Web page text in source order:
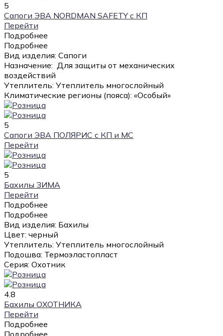
5
Сапоги ЭВА NORDMAN SAFETY с КП
Перейти
Подробнее
Подробнее
Вид изделия: Сапоги
Назначение: Для защиты от механических
воздействий
Утеплитель: Утеплитель многослойный
Климатические регионы (пояса): «Особый»
5
Сапоги ЭВА ПОЛЯРИС с КП и МС
Перейти
5
Бахилы ЗИМА
Перейти
Подробнее
Подробнее
Вид изделия: Бахилы
Цвет: черный
Утеплитель: Утеплитель многослойный
Подошва: Термоэластопласт
Серия: Охотник
4.8
Бахилы ОХОТНИКА
Перейти
Подробнее